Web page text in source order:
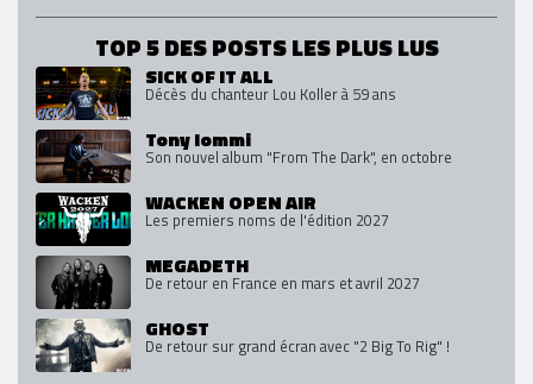
TOP 5 DES POSTS LES PLUS LUS
SICK OF IT ALL
Décès du chanteur Lou Koller à 59 ans
Tony Iommi
Son nouvel album "From The Dark", en octobre
WACKEN OPEN AIR
Les premiers noms de l'édition 2027
MEGADETH
De retour en France en mars et avril 2027
GHOST
De retour sur grand écran avec "2 Big To Rig" !